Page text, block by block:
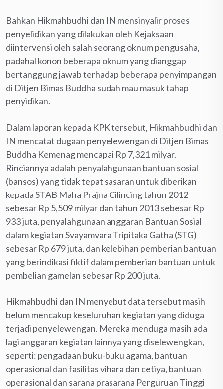
Bahkan Hikmahbudhi dan IN mensinyalir proses
penyelidikan yang dilakukan oleh Kejaksaan
diintervensi oleh salah seorang oknum pengusaha,
padahal konon beberapa oknum yang dianggap
bertanggung jawab terhadap beberapa penyimpangan
di Ditjen Bimas Buddha sudah mau masuk tahap
penyidikan.
Dalam laporan kepada KPK tersebut, Hikmahbudhi dan
IN mencatat dugaan penyelewengan di Ditjen Bimas
Buddha Kemenag mencapai Rp 7,321 milyar.
Rinciannya adalah penyalahgunaan bantuan sosial
(bansos) yang tidak tepat sasaran untuk diberikan
kepada STAB Maha Prajna Cilincing tahun 2012
sebesar Rp 5,509 milyar dan tahun 2013 sebesar Rp
933 juta, penyalahgunaan anggaran Bantuan Sosial
dalam kegiatan Svayamvara Tripitaka Gatha (STG)
sebesar Rp 679 juta, dan kelebihan pemberian bantuan
yang berindikasi fiktif dalam pemberian bantuan untuk
pembelian gamelan sebesar Rp 200 juta.
Hikmahbudhi dan IN menyebut data tersebut masih
belum mencakup keseluruhan kegiatan yang diduga
terjadi penyelewengan. Mereka menduga masih ada
lagi anggaran kegiatan lainnya yang diselewengkan,
seperti: pengadaan buku-buku agama, bantuan
operasional dan fasilitas vihara dan cetiya, bantuan
operasional dan sarana prasarana Perguruan Tinggi